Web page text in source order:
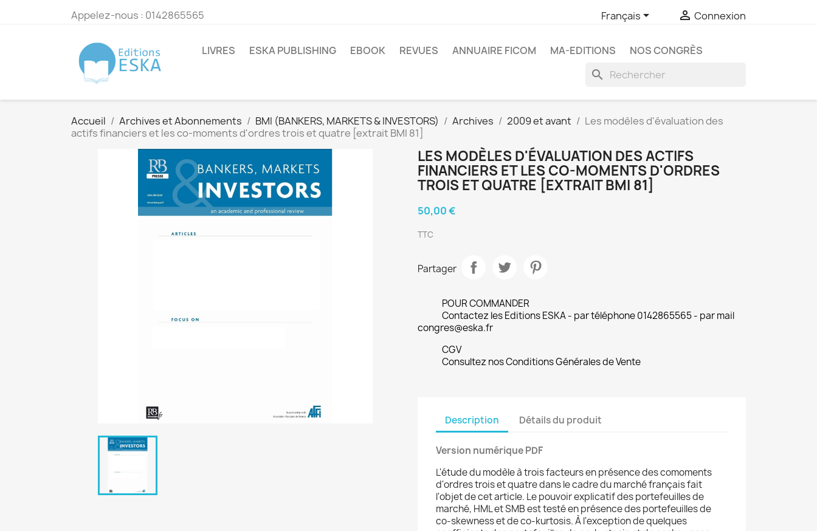
Appelez-nous : 0142865565 Français  Connexion
LIVRES ESKA PUBLISHING EBOOK REVUES ANNUAIRE FICOM MA-EDITIONS NOS CONGRÈS
search
Accueil Archives et Abonnements BMI (BANKERS, MARKETS & INVESTORS) Archives 2009 et avant
Les modèles d'évaluation des
actifs financiers et les co-moments d'ordres trois et quatre [extrait BMI 81]
LES MODÈLES D'ÉVALUATION DES ACTIFS
FINANCIERS ET LES CO-MOMENTS D'ORDRES
TROIS ET QUATRE [EXTRAIT BMI 81]
50,00 €
TTC
Partager
POUR COMMANDER
Contactez les Editions ESKA - par téléphone 0142865565 - par mail
congres@eska.fr
CGV
Consultez nos Conditions Générales de Vente
Description Détails du produit
Version numérique PDF
L'étude du modèle à trois facteurs en présence des comoments
d'ordres trois et quatre dans le cadre du marché français fait
l'objet de cet article. Le pouvoir explicatif des portefeuilles de
marché, HML et SMB est testé en présence des portefeuilles de
co-skewness et de co-kurtosis. À l'exception de quelques